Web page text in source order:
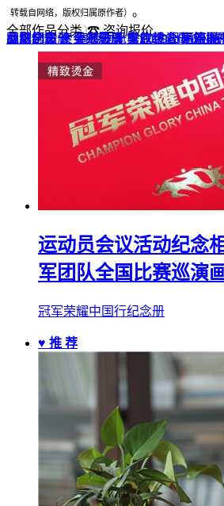
转载自网络，版权归属原作者） 。
全部作品分类 ☎ 咨询报价
品牌全案 ▼ 宣传画册 VI+LOGO 企业
网站UI设计 导视设计 餐饮设计 酒店品
企业纪念册 聚会纪念册 毕业纪念册 领导
战友纪念册 个人影集 家庭/生日相册 旅
菜谱制作 企业邮册 光盘包装盒 高端楼
运动员会议活动纪念
军团队全国比赛巡演
冠军荣耀中国行纪念册
♥ 推 荐